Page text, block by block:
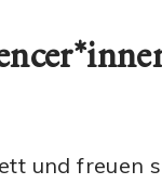
und freuen